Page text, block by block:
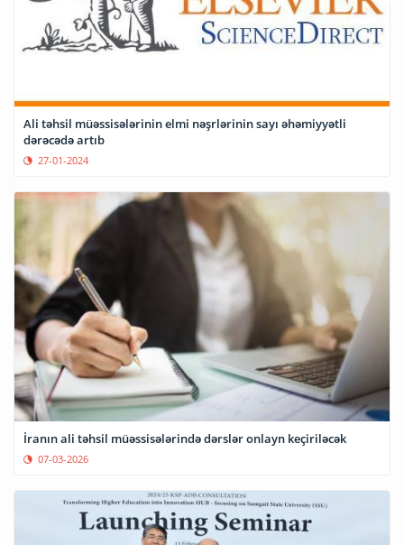
Ali təhsil müəssisələrinin elmi nəşrlərinin sayı əhəmiyyətli
dərəcədə artıb
27-01-2024
İranın ali təhsil müəssisələrində dərslər onlayn keçiriləcək
07-03-2026